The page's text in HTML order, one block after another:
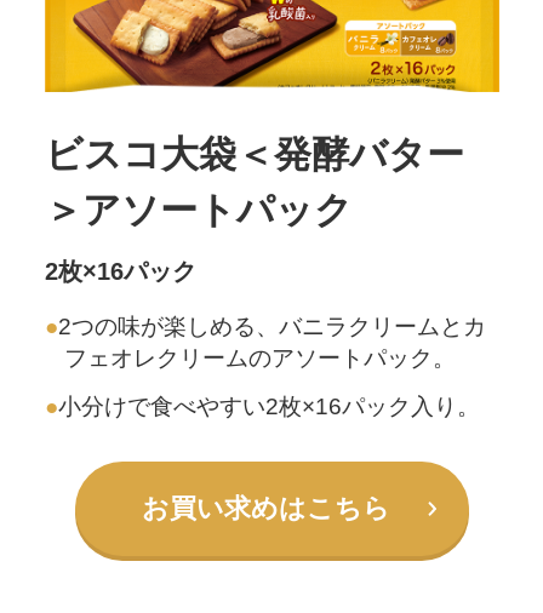
ビスコ大袋＜発酵バター
＞ アソートパック
2枚×16パック
2つの味が楽しめる、バニラクリームと カ
フェオレクリームのアソートパック。
小分けで食べやすい2枚×16パック入り。
お買い求めはこちら